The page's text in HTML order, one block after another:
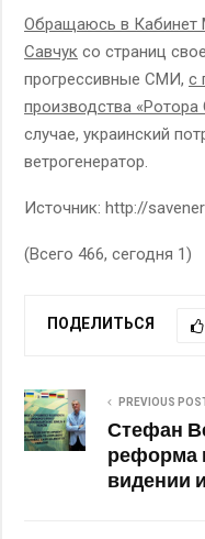
Обращаюсь в Кабинет
Савчук со страниц
прогрессивные СМИ, с
производства
случае, украинский
ветрогенератор.
Источник: http://
(Всего 466, сегодня 1)
ПОДЕЛИТЬСЯ
PREVIOUS
Стефан
реформа
видении